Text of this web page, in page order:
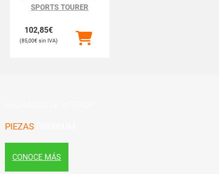
SPORTS TOURER
102,85€
85,00€
PIEZAS
CONOCE MÁS